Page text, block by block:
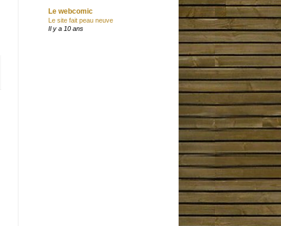
Le webcomic
Le site fait peau neuve
Il y a 10 ans